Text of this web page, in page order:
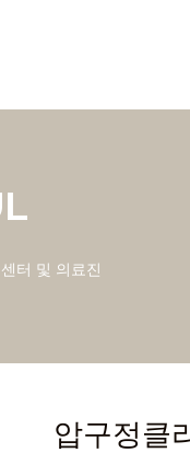
터 및 의료진
압구정클